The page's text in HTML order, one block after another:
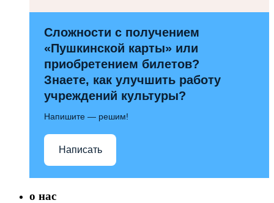
Сложности с получением
«Пушкинской карты» или
приобретением билетов?
Знаете, как улучшить работу
учреждений культуры?
Напишите — решим!
Написать
о нас